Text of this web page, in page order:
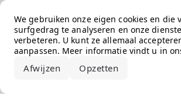
We gebruiken onze eigen cookies en die
surfgedrag te analyseren en onze
verbeteren. U kunt ze allemaal
aanpassen. Meer informatie vindt u in
Afwijzen Opzetten
Error loading